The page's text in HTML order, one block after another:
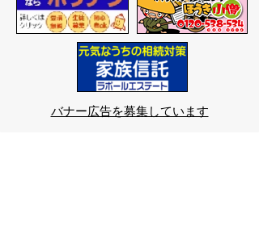
バナー広告を募集しています